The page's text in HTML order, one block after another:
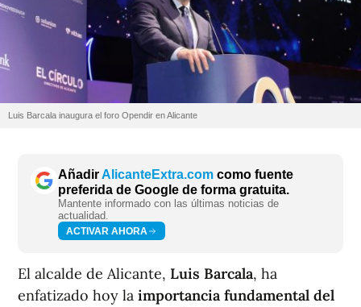
Luis Barcala inaugura el foro Opendir en Alicante
AñadirAlicanteExtra.com como fuente
preferida de Google de forma gratuita.
Mantente informado con las últimas noticias de
actualidad.
ACTIVAR AHORA
El alcalde de Alicante, Luis Barcala, ha
enfatizado hoy la importancia fundamental del